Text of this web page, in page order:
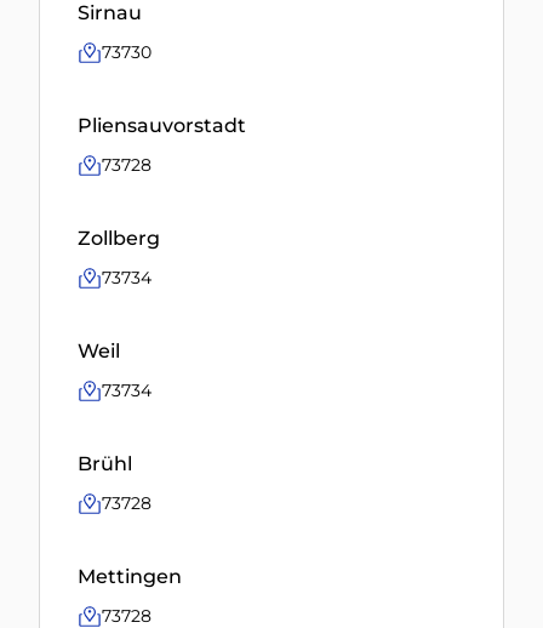
Sirnau
73730
Pliensauvorstadt
73728
Zollberg
73734
Weil
73734
Brühl
73728
Mettingen
73728